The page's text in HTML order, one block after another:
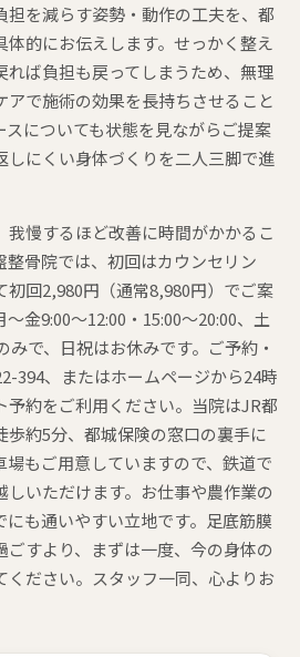
担を減らす姿勢・動作の工夫を、都
的にお伝えします。せっかく整え
れば負担も戻ってしまうため、無理
アで施術の効果を長持ちさせること
スについても状態を見ながらご提案
しにくい身体づくりを二人三脚で進
我慢するほど改善に時間がかかるこ
整骨院では、初回はカウンセリン
初回2,980円（通常8,980円）でご案
金9:00〜12:00・15:00〜20:00、土
みで、日祝はお休みです。ご予約・
394、またはホームページから24時
予約をご利用ください。当院はJR都
歩約5分、都城保険の窓口の裏手に
場もご用意していますので、鉄道で
しいただけます。お仕事や農作業の
にも通いやすい立地です。足底筋膜
すより、まずは一度、今の身体の
ください。スタッフ一同、心よりお